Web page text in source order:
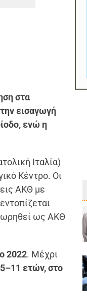
στα
εισαγωγή
ενώ η
Ιταλία)
Κέντρο. Οι
ΑΚΘ με
ως ΑΚΘ
2022. Μέχρι
ετών, στο